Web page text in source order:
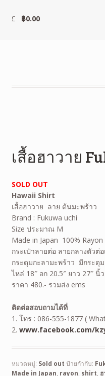
฿0.00
เสื้อฮาวาย
SOLD OUT
Hawaii Shirt
เสื้อฮาวาย ลาย ต้นมะพร้าว
Brand : Fukuwa uchi
Size ประมาณ M
Made in Japan 100% Rayon
กระเป๋าลายต่อ ลายกลางตัวต่อ
กระดุมกะลามะพร้าว มีกระดุม
ไหล่ 18″ อก 20.5″ ยาว 27″ นิ้ว
ราคา 480.- รวมส่ง ems
ติดต่อสอบถามได้ที่
1. โทร : 086-555-1877 (
2. www.facebook.com/
หมวดหมู่: Sold out ป้ายกำกับ:
Made in Japan, rayon, shirt,